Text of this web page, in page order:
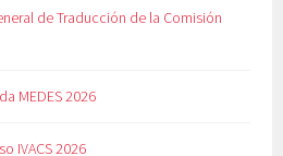
de Traducción de la Comisión
MEDES 2026
IVACS 2026